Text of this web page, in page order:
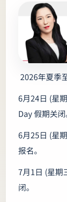
2026年夏季
6月24日 (星
Day 假期关闭
6月25日 (星
报名。
7月1日 (星期
闭。